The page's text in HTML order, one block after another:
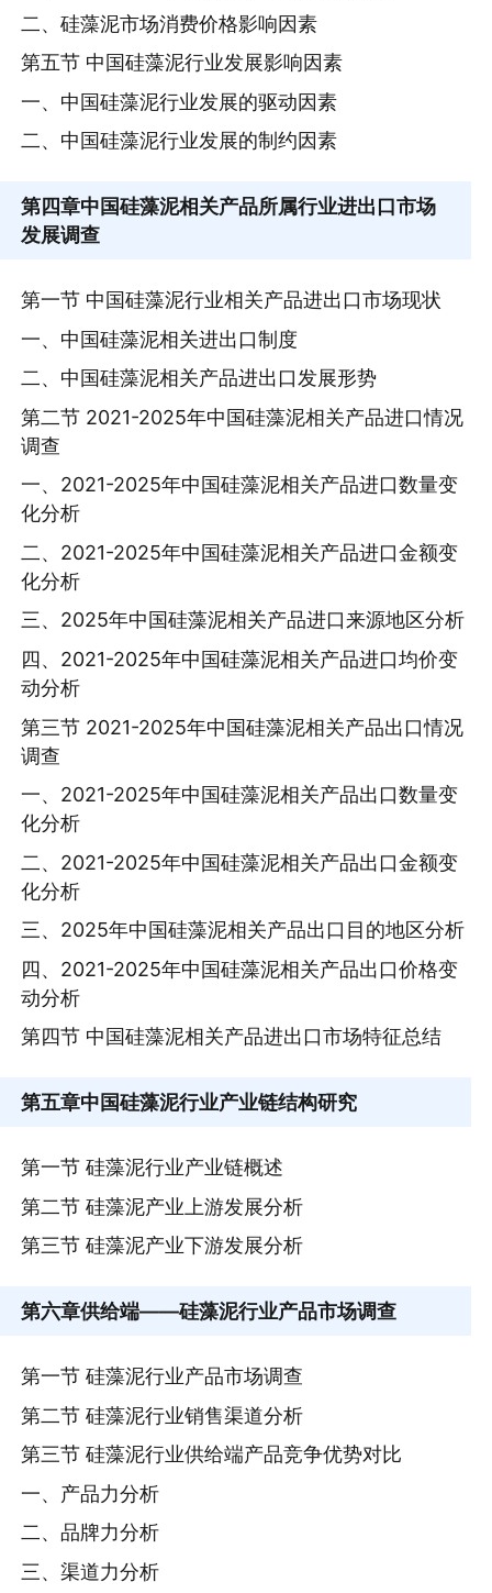
二、硅藻泥市场消费价格影响因素
第五节 中国硅藻泥行业发展影响因素
一、中国硅藻泥行业发展的驱动因素
二、中国硅藻泥行业发展的制约因素
第四章中国硅藻泥相关产品所属行业进出口市场
发展调查
第一节 中国硅藻泥行业相关产品进出口市场现状
一、中国硅藻泥相关进出口制度
二、中国硅藻泥相关产品进出口发展形势
第二节 2021-2025年中国硅藻泥相关产品进口情况
调查
一、2021-2025年中国硅藻泥相关产品进口数量变
化分析
二、2021-2025年中国硅藻泥相关产品进口金额变
化分析
三、2025年中国硅藻泥相关产品进口来源地区分析
四、2021-2025年中国硅藻泥相关产品进口均价变
动分析
第三节 2021-2025年中国硅藻泥相关产品出口情况
调查
一、2021-2025年中国硅藻泥相关产品出口数量变
化分析
二、2021-2025年中国硅藻泥相关产品出口金额变
化分析
三、2025年中国硅藻泥相关产品出口目的地区分析
四、2021-2025年中国硅藻泥相关产品出口价格变
动分析
第四节 中国硅藻泥相关产品进出口市场特征总结
第五章中国硅藻泥行业产业链结构研究
第一节 硅藻泥行业产业链概述
第二节 硅藻泥产业上游发展分析
第三节 硅藻泥产业下游发展分析
第六章供给端——硅藻泥行业产品市场调查
第一节 硅藻泥行业产品市场调查
第二节 硅藻泥行业销售渠道分析
第三节 硅藻泥行业供给端产品竞争优势对比
一、产品力分析
二、品牌力分析
三、渠道力分析